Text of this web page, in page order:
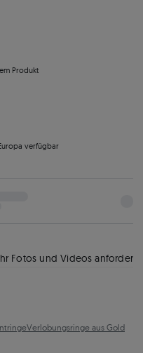
Produkt
verfügbar
Fotos und Videos anfordern
Verlobungsringe aus Gold